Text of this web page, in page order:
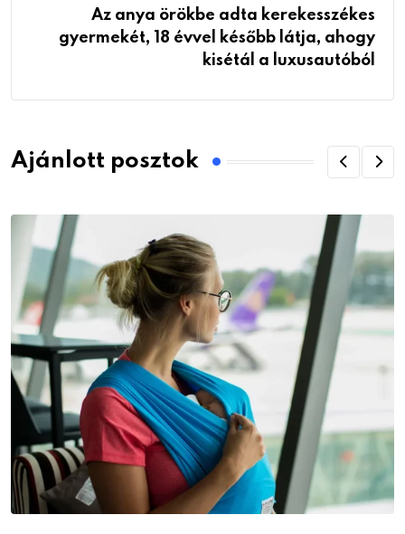
Az anya örökbe adta kerekesszékes
gyermekét, 18 évvel később látja, ahogy
kisétál a luxusautóból
Ajánlott posztok